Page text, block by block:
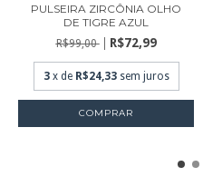
PULSEIRA ZIRCÔNIA OLHO
DE TIGRE AZUL
R$99,00 R$72,99
3 x de R$24,33 sem juros
COMPRAR